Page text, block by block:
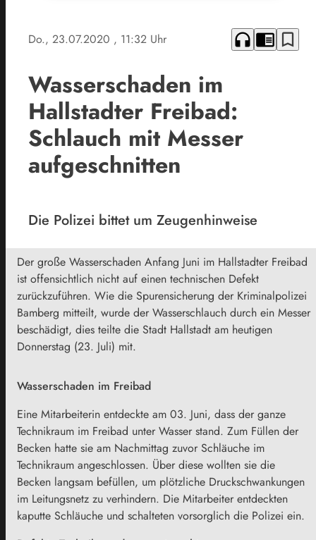
Do., 23.07.2020 , 11:32 Uhr headphones chrome_reader_mode bookmark_border
Wasserschaden im
Hallstadter Freibad:
Schlauch mit Messer
aufgeschnitten
Die Polizei bittet um Zeugenhinweise
Der große Wasserschaden Anfang Juni im Hallstadter Freibad
ist offensichtlich nicht auf einen technischen Defekt
zurückzuführen. Wie die Spurensicherung der Kriminalpolizei
Bamberg mitteilt, wurde der Wasserschlauch durch ein Messer
beschädigt, dies teilte die Stadt Hallstadt am heutigen
Donnerstag (23. Juli) mit.
Wasserschaden im Freibad
Eine Mitarbeiterin entdeckte am 03. Juni, dass der ganze
Technikraum im Freibad unter Wasser stand. Zum Füllen der
Becken hatte sie am Nachmittag zuvor Schläuche im
Technikraum angeschlossen. Über diese wollten sie die
Becken langsam befüllen, um plötzliche Druckschwankungen
im Leitungsnetz zu verhindern. Die Mitarbeiter entdeckten
kaputte Schläuche und schalteten vorsorglich die Polizei ein.